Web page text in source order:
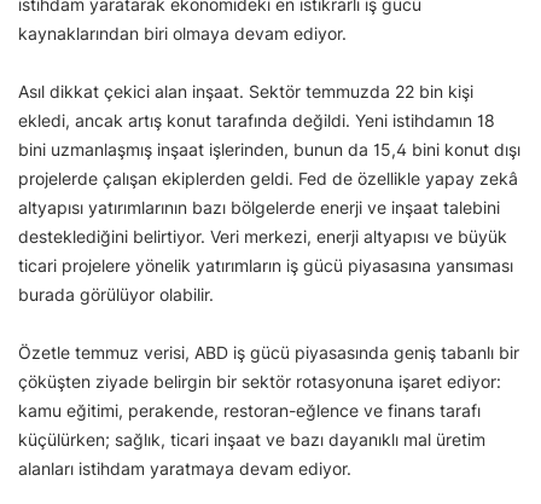
kaynaklarından biri olmaya devam ediyor.
Asıl dikkat çekici alan inşaat. Sektör temmuzda 22 bin kişi
ekledi, ancak artış konut tarafında değildi. Yeni istihdamın 18
bini uzmanlaşmış inşaat işlerinden, bunun da 15,4 bini konut dışı
projelerde çalışan ekiplerden geldi. Fed de özellikle yapay zekâ
altyapısı yatırımlarının bazı bölgelerde enerji ve inşaat talebini
desteklediğini belirtiyor. Veri merkezi, enerji altyapısı ve büyük
ticari projelere yönelik yatırımların iş gücü piyasasına yansıması
burada görülüyor olabilir.
Özetle temmuz verisi, ABD iş gücü piyasasında geniş tabanlı bir
çöküşten ziyade belirgin bir sektör rotasyonuna işaret ediyor:
kamu eğitimi, perakende, restoran-eğlence ve finans tarafı
küçülürken; sağlık, ticari inşaat ve bazı dayanıklı mal üretim
alanları istihdam yaratmaya devam ediyor.